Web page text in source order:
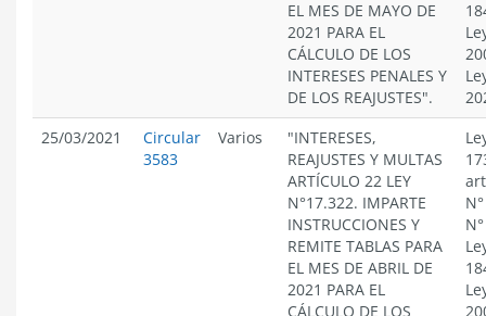
EL MES DE MAYO DE
2021 PARA EL
CÁLCULO DE LOS
INTERESES PENALES Y
DE LOS REAJUSTES".
25/03/2021
Circular
3583
Varios
"INTERESES,
REAJUSTES Y MULTAS
ARTÍCULO 22 LEY
N°17.322. IMPARTE
INSTRUCCIONES Y
REMITE TABLAS PARA
EL MES DE ABRIL DE
2021 PARA EL
CÁLCULO DE LOS